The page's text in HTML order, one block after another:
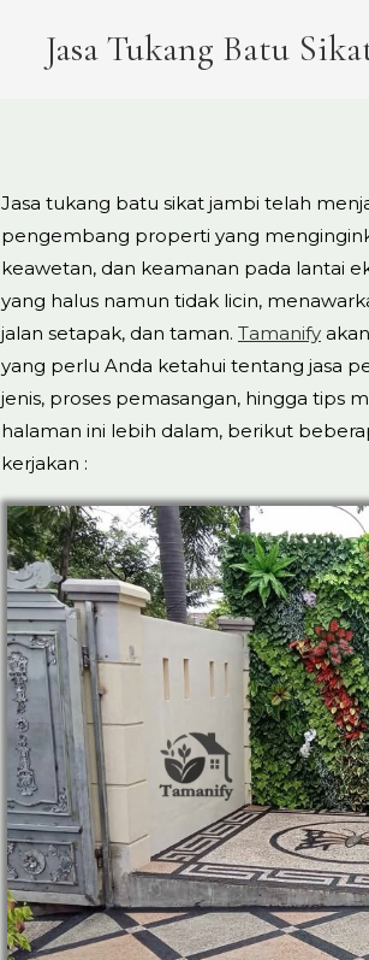
Jasa Tukang Batu
Jasa tukang batu sikat jambi telah
pengembang properti yang
keawetan, dan keamanan pada lantai
yang halus namun tidak licin,
jalan setapak, dan taman. Tamanify
yang perlu Anda ketahui tentang jasa
jenis, proses pemasangan, hingga tips
halaman ini lebih dalam, berikut
kerjakan :